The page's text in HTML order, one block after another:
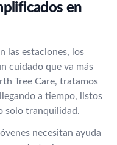
en
las estaciones, los
cuidado que va más
Tree Care, tratamos
a tiempo, listos
solo tranquilidad.
necesitan ayuda